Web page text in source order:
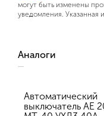
могут быть изменены
уведомления. Указанная
Аналоги
Автоматический
выключатель АЕ